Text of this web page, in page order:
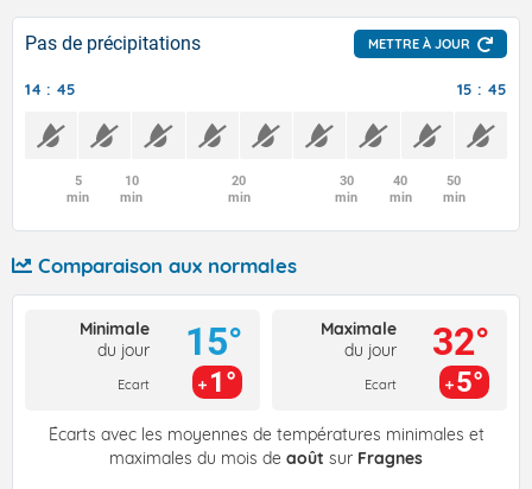
Pas de précipitations METTRE À JOUR
14 : 45 15 : 45
5
min
10
min
20
min
30
min
40
min
50
min
Comparaison aux normales
Minimale
du jour
Ecart
15°
1°
Maximale
du jour
Ecart
32°
5°
Écarts avec les moyennes de températures minimales et
maximales du mois de août sur Fragnes